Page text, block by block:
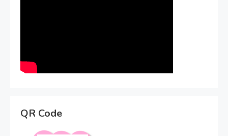
QR Code